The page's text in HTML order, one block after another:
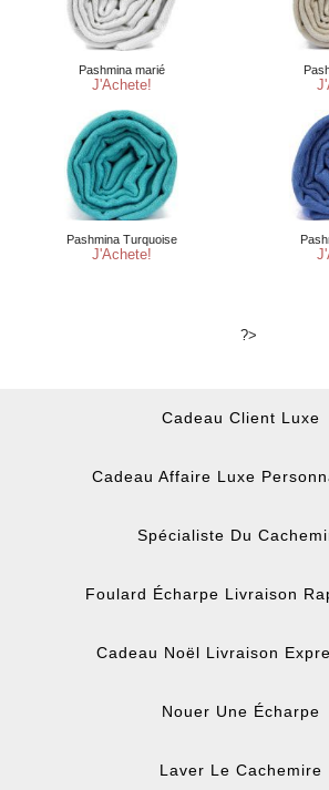
?>
Cadeau Client Luxe
Cadeau Affaire Luxe
Spécialiste Du
Foulard Écharpe Livraison
Cadeau Noël Livraison
Nouer Une Écharpe
Laver Le Cachemire